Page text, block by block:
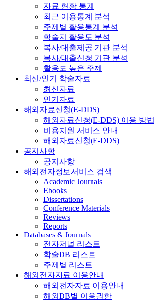
자료 현황 통계
최근 이용통계 분석
주제별 활용통계 분석
학술지 활용도 분석
복사/대출제공 기관 분석
복사/대출신청 기관 분석
활용도 높은 주제
최신/인기 학술자료
최신자료
인기자료
해외자료신청(E-DDS)
해외자료신청(E-DDS) 이용 방법
비용지원 서비스 안내
해외자료신청(E-DDS)
공지사항
공지사항
해외전자정보서비스 검색
Academic Journals
Ebooks
Dissertations
Conference Materials
Reviews
Reports
Databases & Journals
전자저널 리스트
학술DB 리스트
주제별 리스트
해외전자자료 이용안내
해외전자자료 이용안내
해외DB별 이용권한